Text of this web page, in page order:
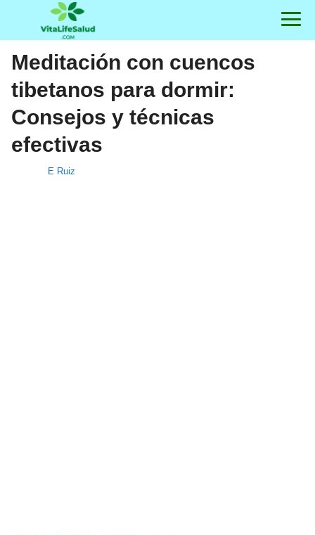
Meditación con cuencos
tibetanos para dormir:
Consejos y técnicas
efectivas
E Ruiz